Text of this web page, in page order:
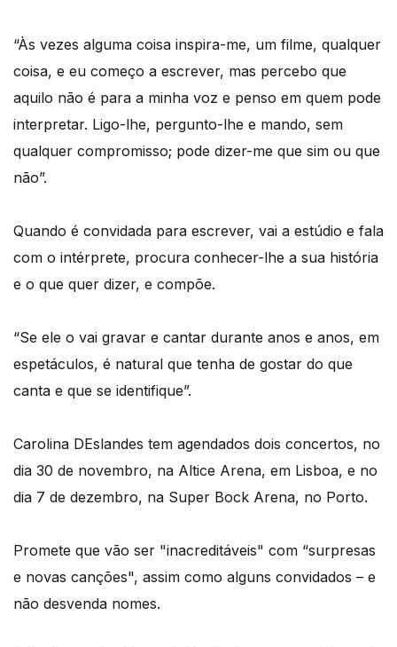
“Às vezes alguma coisa inspira-me, um filme, qualquer
coisa, e eu começo a escrever, mas percebo que
aquilo não é para a minha voz e penso em quem pode
interpretar. Ligo-lhe, pergunto-lhe e mando, sem
qualquer compromisso; pode dizer-me que sim ou que
não”.
Quando é convidada para escrever, vai a estúdio e fala
com o intérprete, procura conhecer-lhe a sua história
e o que quer dizer, e compõe.
“Se ele o vai gravar e cantar durante anos e anos, em
espetáculos, é natural que tenha de gostar do que
canta e que se identifique”.
Carolina DEslandes tem agendados dois concertos, no
dia 30 de novembro, na Altice Arena, em Lisboa, e no
dia 7 de dezembro, na Super Bock Arena, no Porto.
Promete que vão ser "inacreditáveis" com “surpresas
e novas canções", assim como alguns convidados – e
não desvenda nomes.